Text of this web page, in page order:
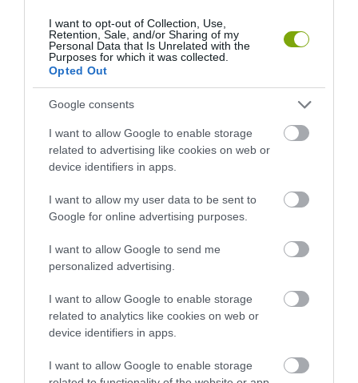
I want to opt-out of Collection, Use,
Retention, Sale, and/or Sharing of my
Personal Data that Is Unrelated with the
Purposes for which it was collected.
Opted Out
Google consents
I want to allow Google to enable storage
related to advertising like cookies on web or
device identifiers in apps.
I want to allow my user data to be sent to
Google for online advertising purposes.
I want to allow Google to send me
personalized advertising.
I want to allow Google to enable storage
related to analytics like cookies on web or
device identifiers in apps.
I want to allow Google to enable storage
ELŐZŐ CIKK
EURÓPA LEGHOSSZABB JÉGÚTJÁN
A KÖVÉR PORCSIN LEHET A KULCS A SZÁRAZSÁGTŰRŐ
HASZONNÖVÉNYEK NEMESÍTÉSÉHEZ